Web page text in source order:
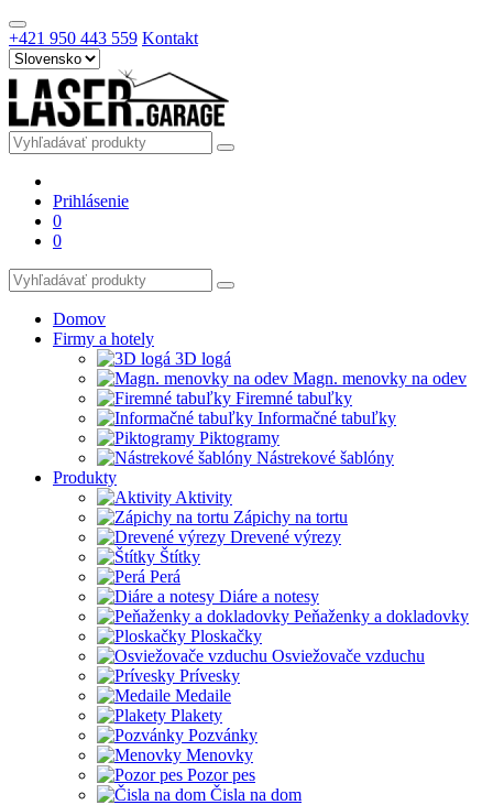
+421 950 443 559 Kontakt
Prihlásenie
0
0
Domov
Firmy a hotely
3D logá
Magn. menovky na odev
Firemné tabuľky
Informačné tabuľky
Piktogramy
Nástrekové šablóny
Produkty
Aktivity
Zápichy na tortu
Drevené výrezy
Štítky
Perá
Diáre a notesy
Peňaženky a dokladovky
Ploskačky
Osviežovače vzduchu
Prívesky
Medaile
Plakety
Pozvánky
Menovky
Pozor pes
Čisla na dom